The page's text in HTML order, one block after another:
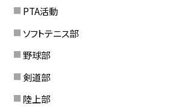
PTA活動
ソフトテニス部
野球部
剣道部
陸上部